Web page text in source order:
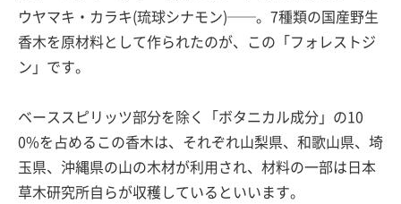
ウヤマキ・カラキ(琉球シナモン)──。7種類の国産野生
香木を原材料として作られたのが、この「フォレストジ
ン」です。
ベーススピリッツ部分を除く「ボタニカル成分」の10
0%を占めるこの香木は、それぞれ山梨県、和歌山県、埼
玉県、沖縄県の山の木材が利用され、材料の一部は日本
草木研究所自らが収穫しているといいます。